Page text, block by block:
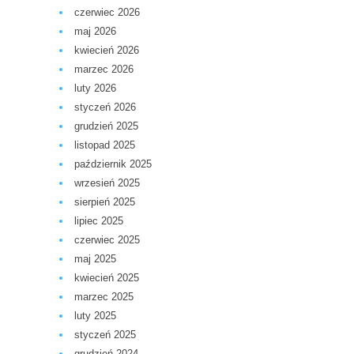
czerwiec 2026
maj 2026
kwiecień 2026
marzec 2026
luty 2026
styczeń 2026
grudzień 2025
listopad 2025
październik 2025
wrzesień 2025
sierpień 2025
lipiec 2025
czerwiec 2025
maj 2025
kwiecień 2025
marzec 2025
luty 2025
styczeń 2025